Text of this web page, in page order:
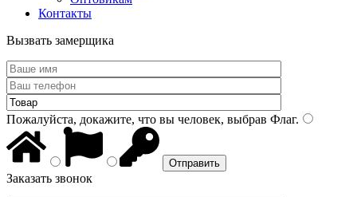
Контакты
Вызвать замерщика
Пожалуйста, докажите, что вы человек, выбрав Флаг.
Заказать звонок